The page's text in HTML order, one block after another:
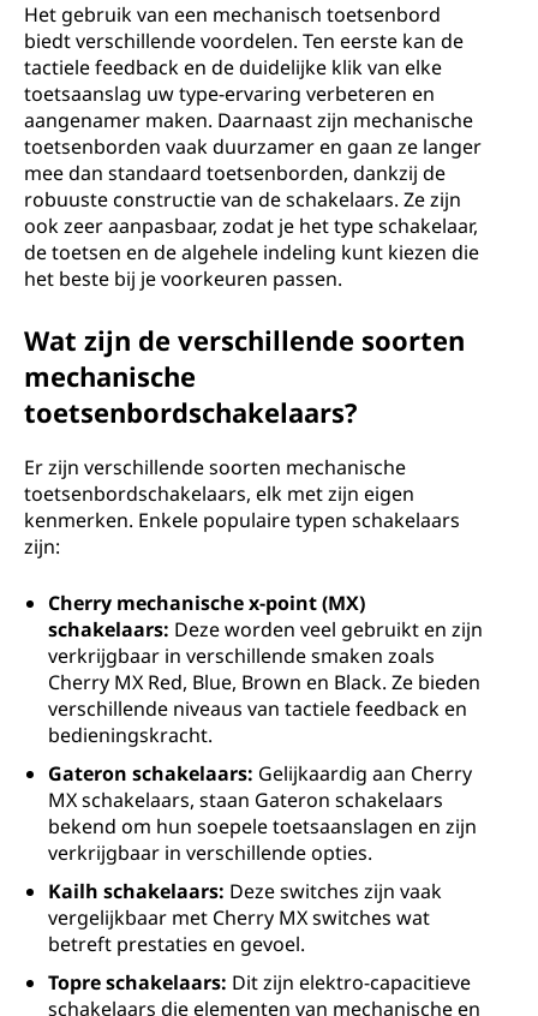
Het gebruik van een mechanisch toetsenbord
biedt verschillende voordelen. Ten eerste kan de
tactiele feedback en de duidelijke klik van elke
toetsaanslag uw type-ervaring verbeteren en
aangenamer maken. Daarnaast zijn mechanische
toetsenborden vaak duurzamer en gaan ze langer
mee dan standaard toetsenborden, dankzij de
robuuste constructie van de schakelaars. Ze zijn
ook zeer aanpasbaar, zodat je het type schakelaar,
de toetsen en de algehele indeling kunt kiezen die
het beste bij je voorkeuren passen.
Wat zijn de verschillende soorten
mechanische
toetsenbordschakelaars?
Er zijn verschillende soorten mechanische
toetsenbordschakelaars, elk met zijn eigen
kenmerken. Enkele populaire typen schakelaars
zijn:
Cherry mechanische x-point (MX)
schakelaars: Deze worden veel gebruikt en zijn
verkrijgbaar in verschillende smaken zoals
Cherry MX Red, Blue, Brown en Black. Ze bieden
verschillende niveaus van tactiele feedback en
bedieningskracht.
Gateron schakelaars: Gelijkaardig aan Cherry
MX schakelaars, staan Gateron schakelaars
bekend om hun soepele toetsaanslagen en zijn
verkrijgbaar in verschillende opties.
Kailh schakelaars: Deze switches zijn vaak
vergelijkbaar met Cherry MX switches wat
betreft prestaties en gevoel.
Topre schakelaars: Dit zijn elektro-capacitieve
schakelaars die elementen van mechanische en